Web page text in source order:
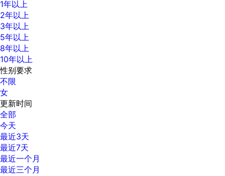
1年以上
2年以上
3年以上
5年以上
8年以上
10年以上
性别要求
不限
女
更新时间
全部
今天
最近3天
最近7天
最近一个月
最近三个月